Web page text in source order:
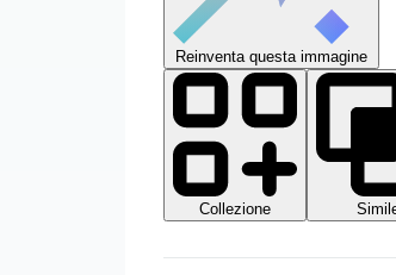
Reinventa questa immagine
Collezione